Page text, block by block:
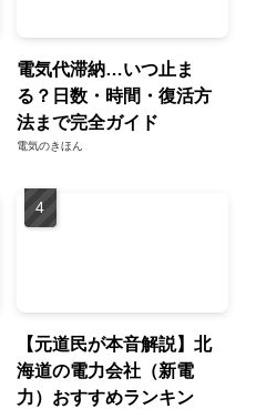
電気代滞納…いつ止ま
る？日数・時間・復活方
法まで完全ガイド
電気のきほん
【元道民が本音解説】北
海道の電力会社（新電
力）おすすめランキン